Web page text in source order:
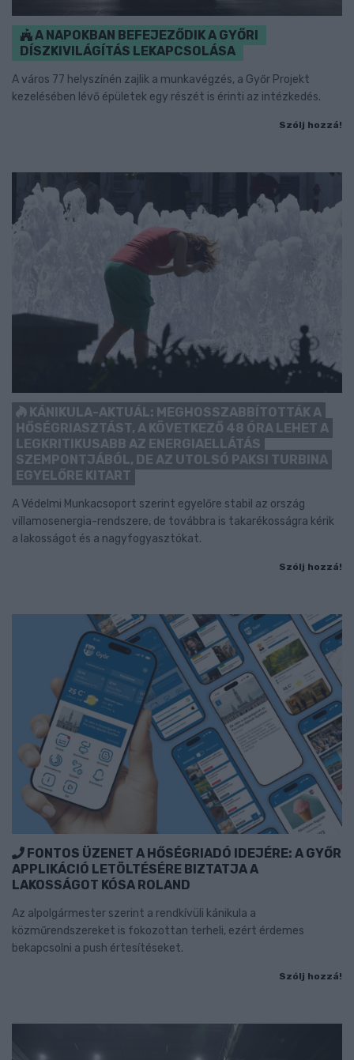
A NAPOKBAN BEFEJEZŐDIK A GYŐRI
DÍSZKIVILÁGÍTÁS LEKAPCSOLÁSA
A város 77 helyszínén zajlik a munkavégzés, a Győr Projekt
kezelésében lévő épületek egy részét is érinti az intézkedés.
Szólj hozzá!
KÁNIKULA-AKTUÁL: MEGHOSSZABBÍTOTTÁK A
HŐSÉGRIASZTÁST, A KÖVETKEZŐ 48 ÓRA LEHET A
LEGKRITIKUSABB AZ ENERGIAELLÁTÁS
SZEMPONTJÁBÓL, DE AZ UTOLSÓ PAKSI TURBINA
EGYELŐRE KITART
A Védelmi Munkacsoport szerint egyelőre stabil az ország
villamosenergia-rendszere, de továbbra is takarékosságra kérik
a lakosságot és a nagyfogyasztókat.
Szólj hozzá!
FONTOS ÜZENET A HŐSÉGRIADÓ IDEJÉRE: A GYŐR
APPLIKÁCIÓ LETÖLTÉSÉRE BIZTATJA A
LAKOSSÁGOT KÓSA ROLAND
Az alpolgármester szerint a rendkívüli kánikula a
közműrendszereket is fokozottan terheli, ezért érdemes
bekapcsolni a push értesítéseket.
Szólj hozzá!